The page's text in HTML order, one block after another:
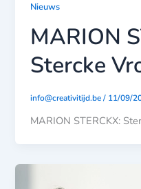
Nieuws
MARION
Stercke
info@creativitijd.be/ 11/09/
MARION STERCKX: